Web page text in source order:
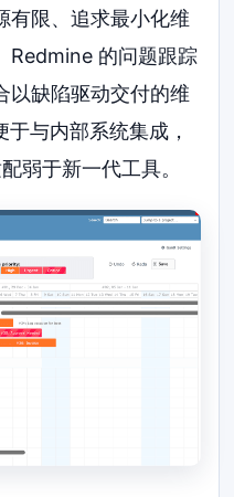
有限、追求最小化维
Redmine 的问题跟踪
以缺陷驱动交付的维
与内部系统集成，
弱于新一代工具。